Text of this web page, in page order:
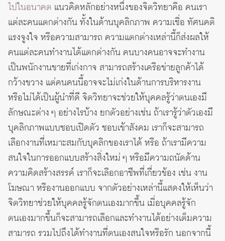
ไปในอนาคต แนวคิดหลักอย่างหนึ่งของจิตวิทยาคือ คนเรา
แต่ละคนแตกต่างกัน ทั้งในด้านบุคลิกภาพ ความเชื่อ ทัศนคติ
แรงจูงใจ หรือความสามารถ ความแตกต่างเหล่านี้ก็ส่งผลให้
คนแต่ละคนทำงานได้แตกต่างกัน คนบางคนอาจจะทำงาน
เป็นพนักงานขายที่เก่งกาจ สามารถสร้างเครือข่ายลูกค้าได้
กว้างขวาง แต่คนคนนี้อาจจะไม่เก่งในด้านการบริหารงาน
หรือไม่ได้เป็นผู้นำที่ดี จิตวิทยาจะช่วยให้บุคคลรู้ว่าตนเองมี
ลักษณะต่าง ๆ อย่างไรบ้าง ยกตัวอย่างเช่น ถ้าเรารู้ว่าตัวเองมี
บุคลิกภาพแบบชอบเปิดตัว ชอบเข้าสังคม เราก็จะสามารถ
เลือกงานที่เหมาะสมกับบุคลิกของเราได้ หรือ ถ้าเรามีความ
สนใจในการออกแบบสร้างสิ่งใหม่ ๆ หรือมีความถนัดด้าน
ความคิดสร้างสรรค์ เราก็จะเลือกอาชีพที่เกี่ยวข้อง เช่น งาน
โฆษณา หรืองานออกแบบ จากตัวอย่างเหล่านี้แสดงให้เห็นว่า
จิตวิทยาช่วยให้บุคคลรู้จักตนเองมากขึ้น เมื่อบุคคลรู้จัก
ตนเองมากขึ้นก็จะสามารถเลือกและทำงานได้อย่างเต็มความ
สามารถ รวมไปถึงได้ทำงานที่ตนเองสนใจหรือรัก นอกจากนี้